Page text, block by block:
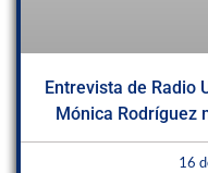
Entrevista de Radio
Mónica Rodríguez
16